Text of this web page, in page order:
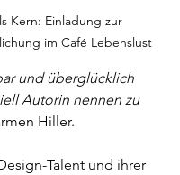
Kern: Einladung zur
im Café Lebenslust
und überglücklich
Autorin nennen zu
Hiller.
Talent und ihrer